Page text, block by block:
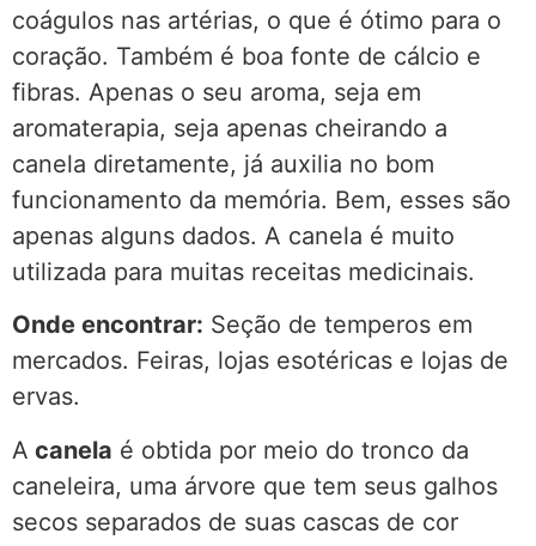
coágulos nas artérias, o que é ótimo para o
coração. Também é boa fonte de cálcio e
fibras. Apenas o seu aroma, seja em
aromaterapia, seja apenas cheirando a
canela diretamente, já auxilia no bom
funcionamento da memória. Bem, esses são
apenas alguns dados. A canela é muito
utilizada para muitas receitas medicinais.
Onde encontrar: Seção de temperos em
mercados. Feiras, lojas esotéricas e lojas de
ervas.
A canela é obtida por meio do tronco da
caneleira, uma árvore que tem seus galhos
secos separados de suas cascas de cor